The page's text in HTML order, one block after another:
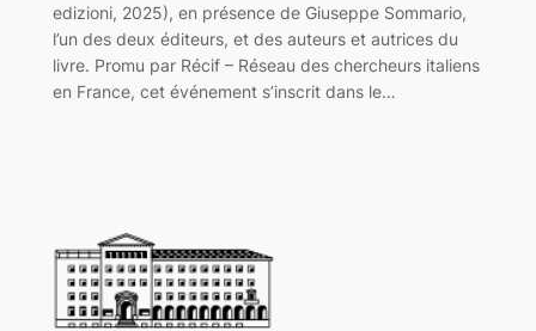
edizioni, 2025), en présence de Giuseppe Sommario,
l’un des deux éditeurs, et des auteurs et autrices du
livre. Promu par Récif – Réseau des chercheurs italiens
en France, cet événement s’inscrit dans le…